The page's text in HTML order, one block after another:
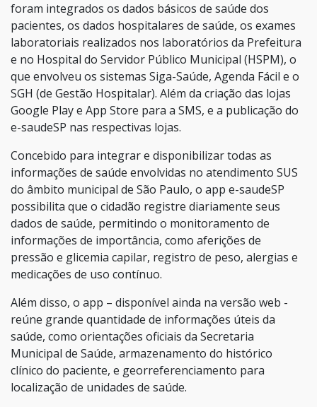
foram integrados os dados básicos de saúde dos
pacientes, os dados hospitalares de saúde, os exames
laboratoriais realizados nos laboratórios da Prefeitura
e no Hospital do Servidor Público Municipal (HSPM), o
que envolveu os sistemas Siga-Saúde, Agenda Fácil e o
SGH (de Gestão Hospitalar). Além da criação das lojas
Google Play e App Store para a SMS, e a publicação do
e-saudeSP nas respectivas lojas.
Concebido para integrar e disponibilizar todas as
informações de saúde envolvidas no atendimento SUS
do âmbito municipal de São Paulo, o app e-saudeSP
possibilita que o cidadão registre diariamente seus
dados de saúde, permitindo o monitoramento de
informações de importância, como aferições de
pressão e glicemia capilar, registro de peso, alergias e
medicações de uso contínuo.
Além disso, o app – disponível ainda na versão web -
reúne grande quantidade de informações úteis da
saúde, como orientações oficiais da Secretaria
Municipal de Saúde, armazenamento do histórico
clínico do paciente, e georreferenciamento para
localização de unidades de saúde.